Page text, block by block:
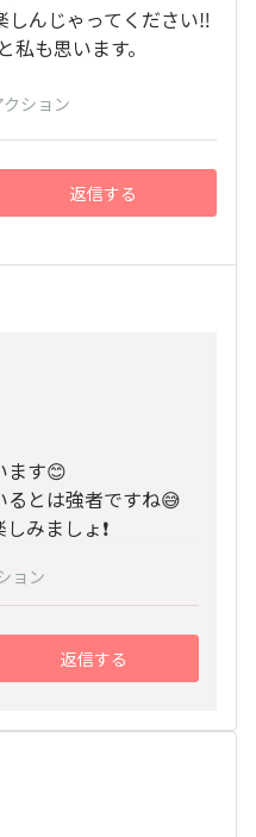
んじゃってください‼️
私も思います。
ション
返信する
ます😊
とは強者ですね😅
みましょ❗️
ョン
返信する